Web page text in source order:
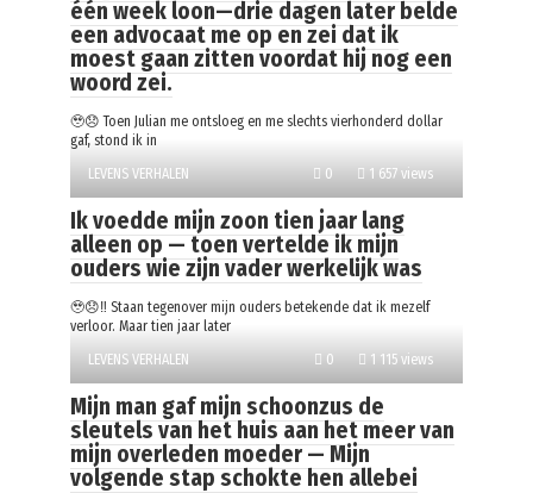
één week loon—drie dagen later belde
een advocaat me op en zei dat ik
moest gaan zitten voordat hij nog een
woord zei.
🥹😞 Toen Julian me ontsloeg en me slechts vierhonderd dollar
gaf, stond ik in
LEVENS VERHALEN
0 1 657 views
Ik voedde mijn zoon tien jaar lang
alleen op — toen vertelde ik mijn
ouders wie zijn vader werkelijk was
🥹😞‼️ Staan tegenover mijn ouders betekende dat ik mezelf
verloor. Maar tien jaar later
LEVENS VERHALEN
0 1 115 views
Mijn man gaf mijn schoonzus de
sleutels van het huis aan het meer van
mijn overleden moeder — Mijn
volgende stap schokte hen allebei